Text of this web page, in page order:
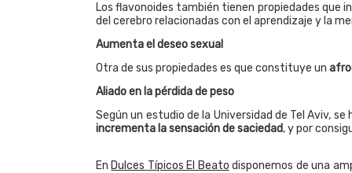
Los flavonoides también tienen propiedades que
del cerebro relacionadas con el aprendizaje y la
Aumenta el deseo sexual
Otra de sus propiedades es que constituye un
Aliado en la pérdida de peso
Según un estudio de la Universidad de Tel Aviv,
incrementa la sensación de saciedad, y por
En Dulces Típicos El Beato disponemos de una